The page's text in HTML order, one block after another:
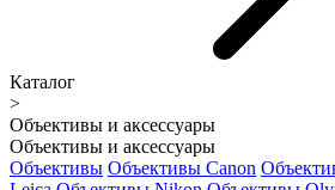
Каталог
>
Объективы и аксессуары
Объективы и аксессуары
Объективы Объективы Canon